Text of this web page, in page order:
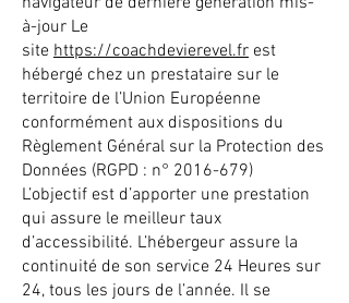
à-jour Le
site https://coachdevierevel.fr est
hébergé chez un prestataire sur le
territoire de l’Union Européenne
conformément aux dispositions du
Règlement Général sur la Protection des
Données (RGPD : n° 2016-679)
L’objectif est d’apporter une prestation
qui assure le meilleur taux
d’accessibilité. L’hébergeur assure la
continuité de son service 24 Heures sur
24, tous les jours de l’année. Il se